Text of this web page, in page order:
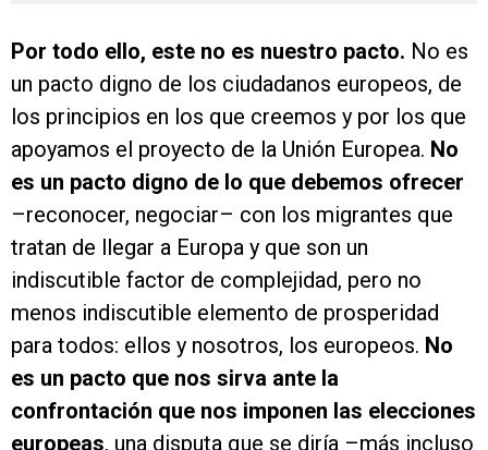
Por todo ello, este no es nuestro pacto. No es
un pacto digno de los ciudadanos europeos, de
los principios en los que creemos y por los que
apoyamos el proyecto de la Unión Europea. No
es un pacto digno de lo que debemos ofrecer
–reconocer, negociar– con los migrantes que
tratan de llegar a Europa y que son un
indiscutible factor de complejidad, pero no
menos indiscutible elemento de prosperidad
para todos: ellos y nosotros, los europeos. No
es un pacto que nos sirva ante la
confrontación que nos imponen las elecciones
europeas, una disputa que se diría –más incluso